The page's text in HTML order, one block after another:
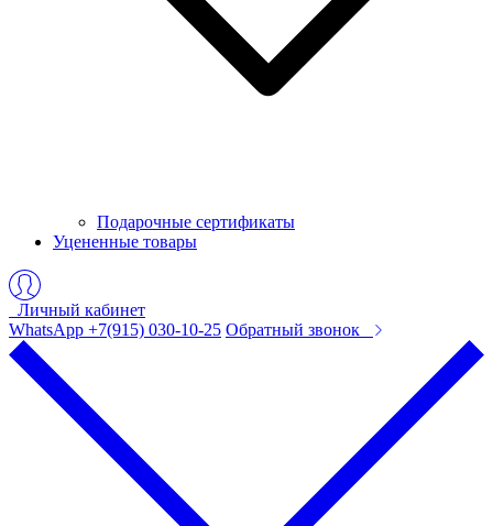
Подарочные сертификаты
Уцененные товары
Личный кабинет
WhatsApp +7(915) 030-10-25 Обратный звонок